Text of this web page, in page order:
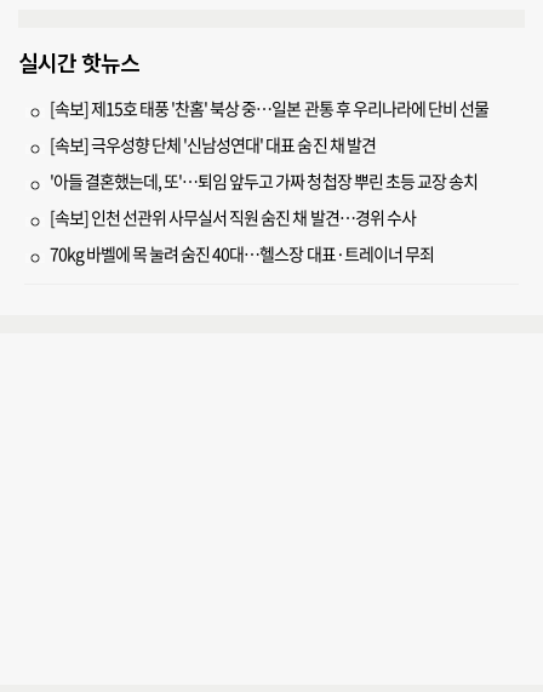
실시간 핫뉴스
[속보] 제15호 태풍 '찬홈' 북상 중…일본 관통 후 우리나라에 단비 선물
[속보] 극우성향 단체 '신남성연대' 대표 숨진 채 발견
'아들 결혼했는데, 또'…퇴임 앞두고 가짜 청첩장 뿌린 초등 교장 송치
[속보] 인천 선관위 사무실서 직원 숨진 채 발견…경위 수사
70kg 바벨에 목 눌려 숨진 40대…헬스장 대표·트레이너 무죄